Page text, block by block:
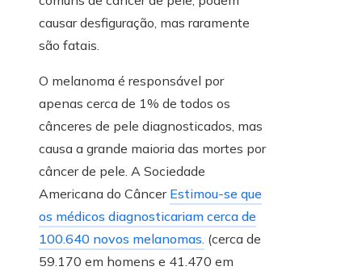
causar desfiguração, mas raramente
são fatais.
O melanoma é responsável por
apenas cerca de 1% de todos os
cânceres de pele diagnosticados, mas
causa a grande maioria das mortes por
câncer de pele. A Sociedade
Americana do Câncer Estimou-se que
os médicos diagnosticariam cerca de
100.640 novos melanomas. (cerca de
59.170 em homens e 41.470 em